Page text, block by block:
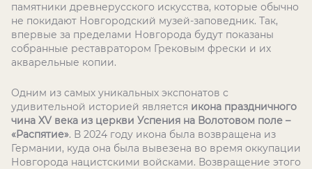
памятники древнерусского искусства, которые обычно
не покидают Новгородский музей-заповедник. Так,
впервые за пределами Новгорода будут показаны
собранные реставратором Грековым фрески и их
акварельные копии.
Одним из самых уникальных экспонатов с
удивительной историей является икона праздничного
чина XV века из церкви Успения на Волотовом поле –
«Распятие». В 2024 году икона была возвращена из
Германии, куда она была вывезена во время оккупации
Новгорода нацистскими войсками. Возвращение этого